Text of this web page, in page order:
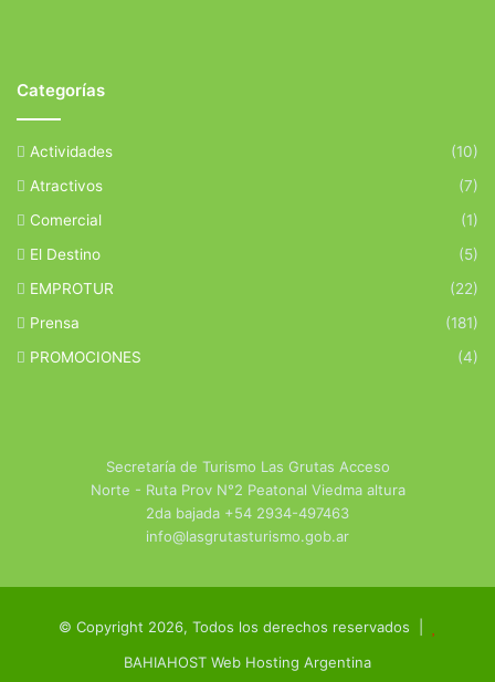
Categorías
Actividades
(10)
Atractivos
(7)
Comercial
(1)
El Destino
(5)
EMPROTUR
(22)
Prensa
(181)
PROMOCIONES
(4)
Secretaría de Turismo Las Grutas Acceso
Norte - Ruta Prov N°2 Peatonal Viedma altura
2da bajada +54 2934-497463
info@lasgrutasturismo.gob.ar
© Copyright 2026, Todos los derechos reservados |
BAHIAHOST Web Hosting Argentina